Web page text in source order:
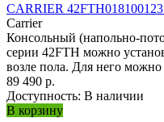
CARRIER
Carrier
Консольный (напольно-
серии 42FTH можно
возле пола. Для него
89 490 р.
Доступность: В наличии
В корзину